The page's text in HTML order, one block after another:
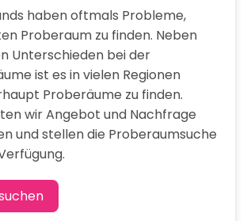
haben oftmals Probleme,
Proberaum zu finden. Neben
Unterschieden bei der
ist es in vielen Regionen
Proberäume zu finden.
wir Angebot und Nachfrage
und stellen die Proberaumsuche